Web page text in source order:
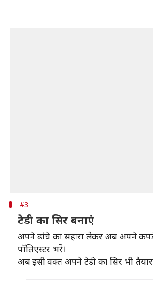
#3
टेडी का सिर बनाएं
अपने ढांचे का सहारा लेकर अब अपने
पॉलिएस्टर भरें।
अब इसी वक्त अपने टेडी का सिर भी